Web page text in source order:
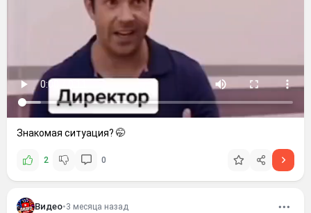
Знакомая ситуация? 🤭
2 0
Видео•3 месяца назад